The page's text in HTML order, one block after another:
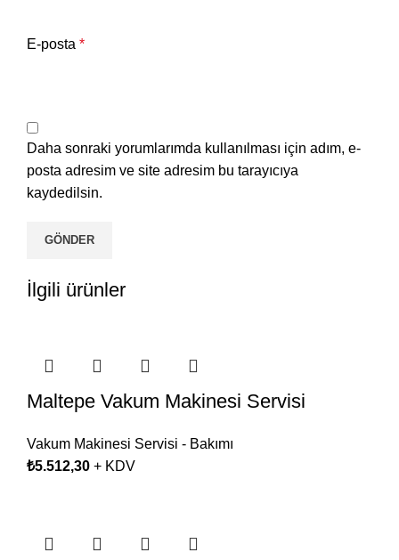
E-posta *
Daha sonraki yorumlarımda kullanılması için adım, e-
posta adresim ve site adresim bu tarayıcıya
kaydedilsin.
İlgili ürünler
Maltepe Vakum Makinesi Servisi
Vakum Makinesi Servisi - Bakımı
₺5.512,30 + KDV